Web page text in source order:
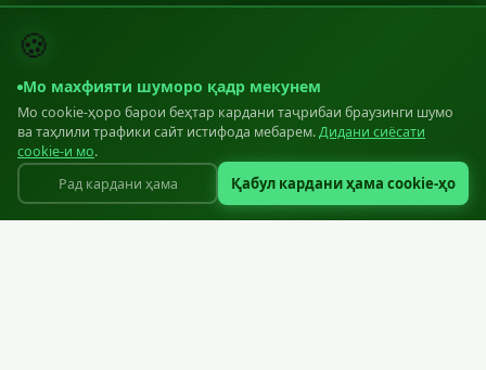
Category 2
Category 3
ИСТЕҲСОЛОТ
Истеҳсолот
Equipment
🍪
Мо махфияти шуморо қадр мекунем
Мо cookie-ҳоро барои беҳтар кардани таҷрибаи браузинги шумо
ва таҳлили трафики сайт истифода мебарем.Дидани сиёсати
cookie-и мо.
Рад кардани ҳама
Қабул кардани ҳама cookie-ҳо